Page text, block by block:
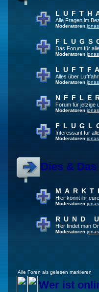
Alle Fragen im
Moderatoren jonas
Das Forum für
Moderatoren jonas
Alles über
Moderatoren jonas
Forum für jetzige
Moderatoren jonas
Interessant für
Moderatoren jonas
Dies & Das
Hier könnt ihr
Moderatoren jonas
RUND
Hier findet man
Moderatoren jonas
Alle Foren als gelesen markieren
Wer ist